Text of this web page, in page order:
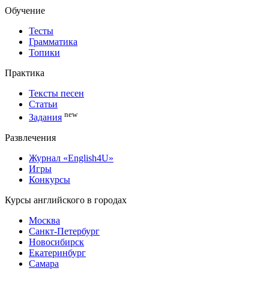
Обучение
Тесты
Грамматика
Топики
Практика
Тексты песен
Статьи
Задания new
Развлечения
Журнал «English4U»
Игры
Конкурсы
Курсы английского в городах
Москва
Санкт-Петербург
Новосибирск
Екатеринбург
Самара